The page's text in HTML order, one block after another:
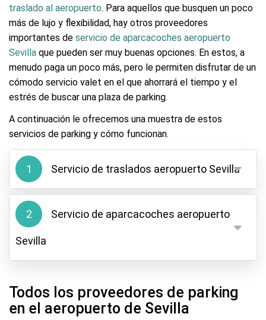
traslado al aeropuerto. Para aquellos que busquen un poco
más de lujo y flexibilidad, hay otros proveedores
importantes de servicio de aparcacoches aeropuerto
Sevilla que pueden ser muy buenas opciones. En estos, a
menudo paga un poco más, pero le permiten disfrutar de un
cómodo servicio valet en el que ahorrará el tiempo y el
estrés de buscar una plaza de parking.
A continuación le ofrecemos una muestra de estos
servicios de parking y cómo funcionan.
1 Servicio de traslados aeropuerto Sevilla
Los aparcamientos con servicio de traslados son
muy populares en el aeropuerto de Sevilla por sus
precios asequibles. Con esta opción de
aparcamiento, solo deberá aparcar su vehículo en la
aeropuerto y, por supuesto, le recogerá de nuevo
después de su viaje.
2 Servicio de aparcacoches aeropuerto
Sevilla
a la terminal del aeropuerto. Allí, su coche será
recogido por el personal del proveedor del
Todos los proveedores de parking
en el aeropuerto de Sevilla